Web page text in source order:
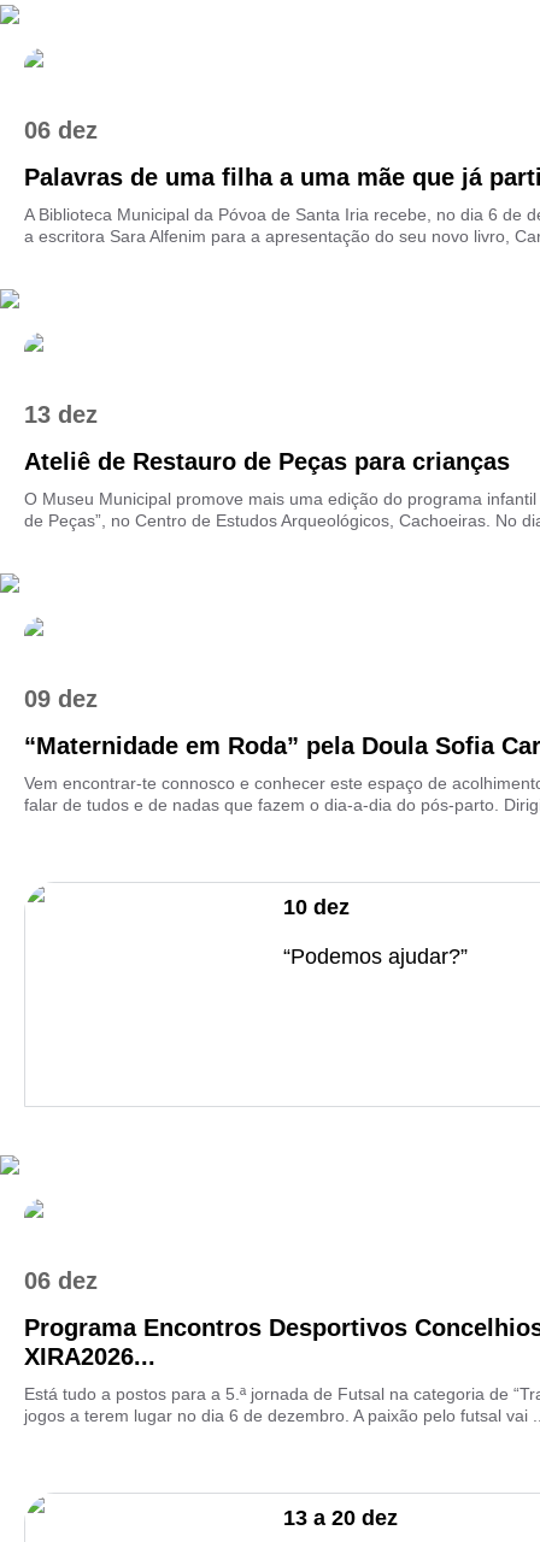
06 dez
Palavras de uma filha a uma mãe que já
A Biblioteca Municipal da Póvoa de Santa Iria recebe, no dia 6 de
a escritora Sara Alfenim para a apresentação do seu novo livro,
13 dez
Ateliê de Restauro de Peças para crianças
O Museu Municipal promove mais uma edição do programa infantil
de Peças”, no Centro de Estudos Arqueológicos, Cachoeiras. No
09 dez
“Maternidade em Roda” pela Doula Sofia
Vem encontrar-te connosco e conhecer este espaço de
falar de tudos e de nadas que fazem o dia-a-dia do pós-parto.
10 dez
“Podemos ajudar?”
06 dez
Programa Encontros Desportivos
XIRA2026...
Está tudo a postos para a 5.ª jornada de Futsal na categoria de
jogos a terem lugar no dia 6 de dezembro. A paixão pelo futsal vai
13 a 20 dez